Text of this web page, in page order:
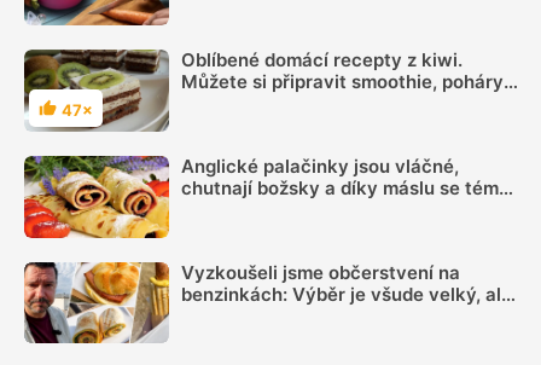
Hodnocení
47×
Oblíbené domácí recepty z kiwi.
Můžete si připravit smoothie, poháry,
Anglické palačinky jsou vláčné,
chutnají božsky a díky máslu se téměř
Vyzkoušeli jsme občerstvení na
benzinkách: Výběr je všude velký, ale